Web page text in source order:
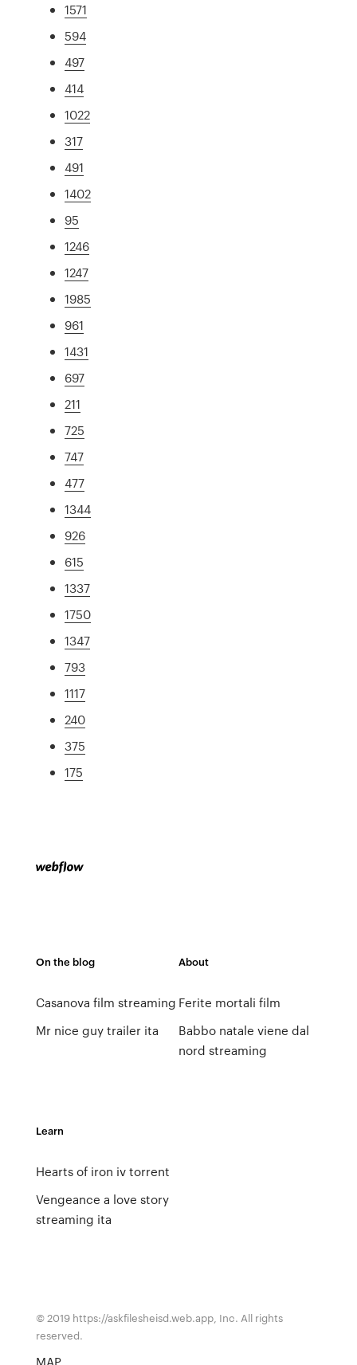
1571
594
497
414
1022
317
491
1402
95
1246
1247
1985
961
1431
697
211
725
747
477
1344
926
615
1337
1750
1347
793
1117
240
375
175
On the blog
Casanova film streaming
Mr nice guy trailer ita
About
Ferite mortali film
Babbo natale viene dal
nord streaming
Learn
Hearts of iron iv torrent
Vengeance a love story
streaming ita
© 2019 https://askfilesheisd.web.app, Inc. All rights
reserved.
MAP